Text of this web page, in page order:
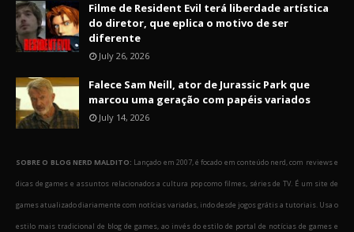
Filme de Resident Evil terá liberdade artística
do diretor, que eplica o motivo de ser
diferente
July 26, 2026
Falece Sam Neill, ator de Jurassic Park que
marcou uma geração com papéis variados
July 14, 2026
SOBRE O BLOG NERD MALDITO: Lançado em 2007, é focado em conteúdo nerd, com reviews e
dicas de games e assuntos relacionados a cultura pop como filmes, séries de TV. É um site de
games atualizado diariamente com notícias variadas, indo desde jogos grátis a tutoriais. Usa o
estilo mais tradicional de blog de games, ao invés do estilo de portal de notícias de games e